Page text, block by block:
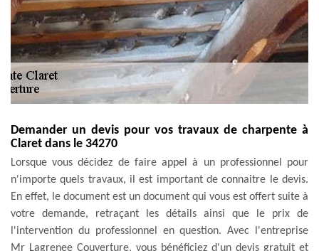
Demander un devis pour vos travaux de charpente à
Claret dans le 34270
Lorsque vous décidez de faire appel à un professionnel pour
n'importe quels travaux, il est important de connaitre le devis.
En effet, le document est un document qui vous est offert suite à
votre demande, retraçant les détails ainsi que le prix de
l'intervention du professionnel en question. Avec l'entreprise
Mr Lagrenee Couverture, vous bénéficiez d'un devis gratuit et